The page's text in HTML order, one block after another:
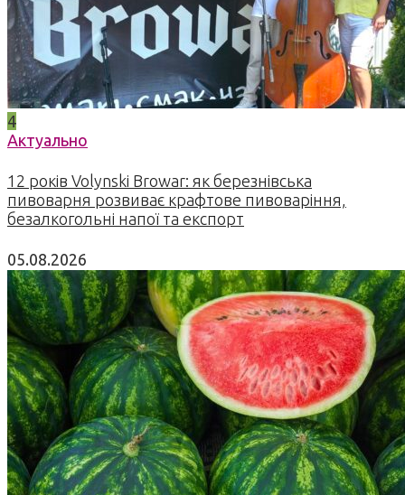
4
Актуально
12 років Volynski Browar: як березнівська
пивоварня розвиває крафтове пивоваріння,
безалкогольні напої та експорт
05.08.2026